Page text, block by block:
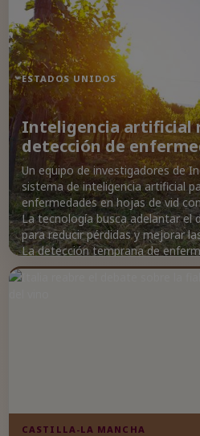
ESTADOS UNIDOS
Inteligencia artificial
detección de
Un equipo de investigadores de
sistema de inteligencia artificial
enfermedades en hojas de vid
La tecnología busca adelantar el
para reducir pérdidas y mejorar
La detección temprana de
impactar directamente en la
CASTILLA-LA MANCHA